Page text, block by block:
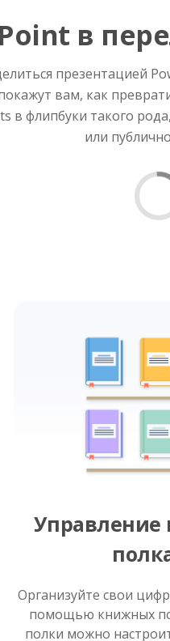
в
презентацией
вам, как
в флипбуки такого
или
Организуйте свои
помощью книжных
полки можно